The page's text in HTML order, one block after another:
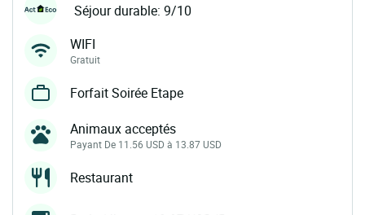
Séjour durable: 9/10
WIFI
Gratuit
Forfait Soirée Etape
Animaux acceptés
Payant De 11.56 USD à 13.87 USD
Restaurant